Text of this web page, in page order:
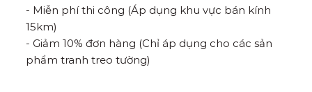
- Miễn phí thi công (Áp dụng khu vực bán kính
15km)
- Giảm 10% đơn hàng (Chỉ áp dụng cho các sản
phẩm tranh treo tường)